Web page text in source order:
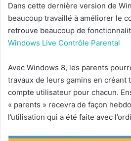
Dans cette dernière version de
beaucoup travaillé à améliorer le
retrouve beaucoup de
Windows Live Contrôle Parental
Avec Windows 8, les parents
travaux de leurs gamins en créant
compte utilisateur pour chacun.
« parents » recevra de façon
l’utilisation qui a été faite avec